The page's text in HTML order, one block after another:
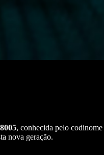
, conhecida pelo codinome
nova geração.